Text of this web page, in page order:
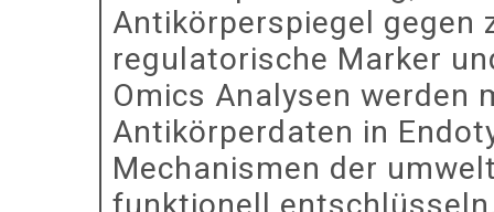
Antikörperspiegel gegen
regulatorische Marker
Omics Analysen
Antikörperdaten in
Mechanismen der